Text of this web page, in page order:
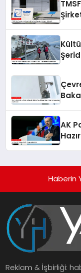
AK
Hazır
Haberin
Reklam & İşbirliği: